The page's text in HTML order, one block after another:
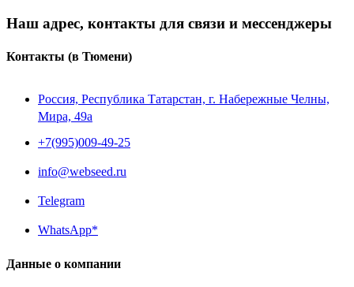
Наш адрес, контакты для связи и мессенджеры
Контакты (в Тюмени)
Россия, Республика Татарстан, г. Набережные Челны,
Мира, 49a
+7(995)009-49-25
info@webseed.ru
Telegram
WhatsApp*
Данные о компании